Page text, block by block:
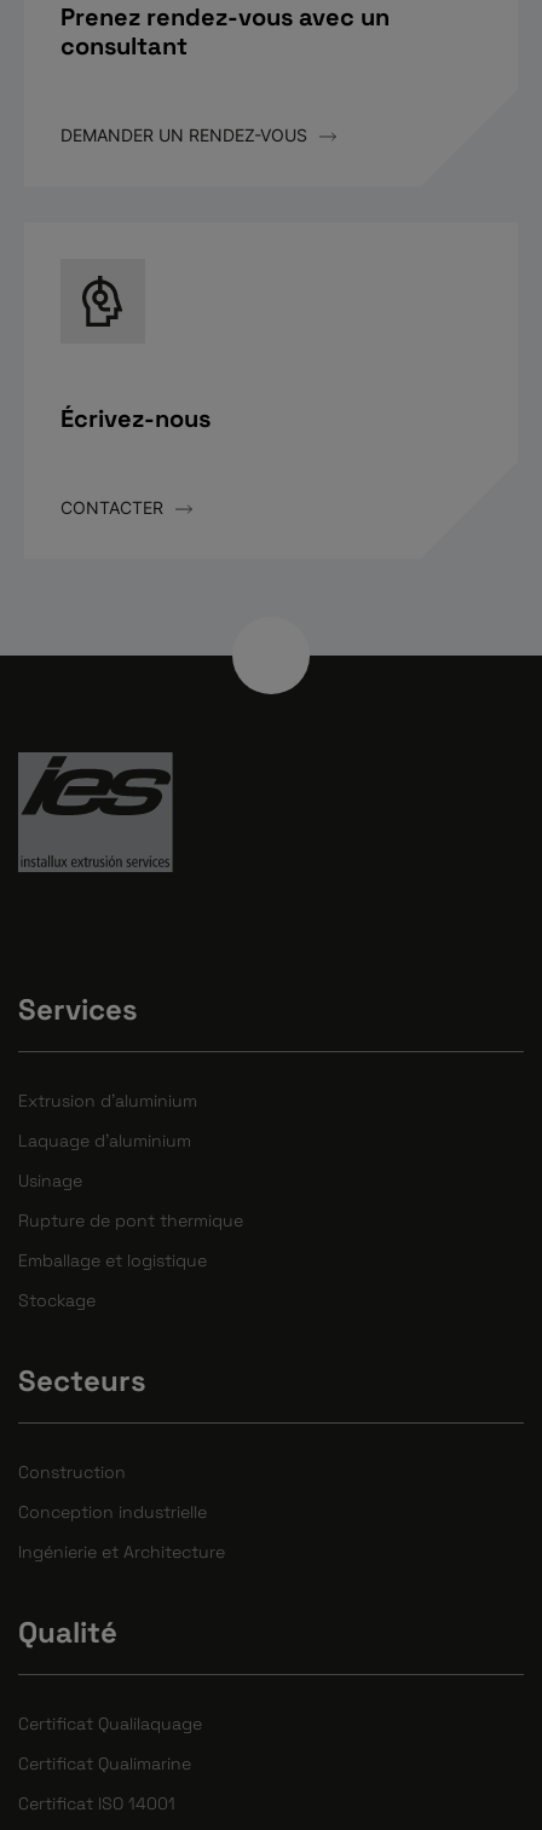
Prenez rendez-vous avec un
consultant
DEMANDER UN RENDEZ-VOUS
Écrivez-nous
CONTACTER
Services
Extrusion d'aluminium
Laquage d'aluminium
Usinage
Rupture de pont thermique
Emballage et logistique
Stockage
Secteurs
Construction
Conception industrielle
Ingénierie et Architecture
Qualité
Certificat Qualilaquage
Certificat Qualimarine
Certificat ISO 14001